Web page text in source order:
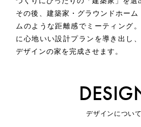
その後、建築家・グラウンドホー
ムのような距離感でミーティング。
に心地いい設計プランを導き出し
デザインの家を完成させます。
デザインについて